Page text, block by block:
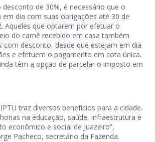
de 30%, é necessário que o
dia com suas obrigações até 30 de
Aqueles que optarem por efetuar o
do carnê recebido em casa também
com desconto, desde que estejam em dia
e efetuem o pagamento em cota única.
têm a opção de parcelar o imposto em
traz diversos benefícios para a cidade.
na educação, saúde, infraestrutura e
econômico e social de Juazeiro”,
Pacheco, secretário da Fazenda.